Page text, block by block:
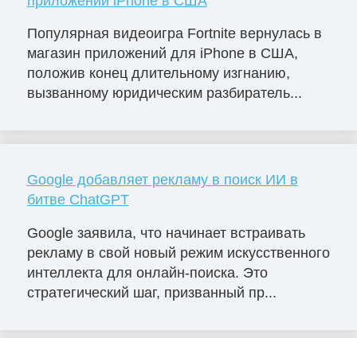
Популярная видеоигра Fortnite вернулась в
магазин приложений для iPhone в США,
положив конец длительному изгнанию,
вызванному юридическим разбиратель...
Google добавляет рекламу в поиск ИИ в
битве ChatGPT
Google заявила, что начинает встраивать
рекламу в свой новый режим искусственного
интеллекта для онлайн-поиска. Это
стратегический шаг, призванный пр...